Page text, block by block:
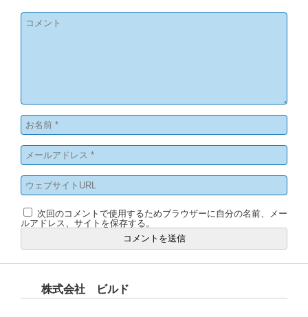
次回のコメントで使用するためブラウザーに自分の名前、メー
ルアドレス、サイトを保存する。
株式会社 ビルド